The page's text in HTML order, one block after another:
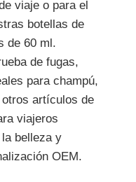
viaje o para el
botellas de
de 60 ml.
de fugas,
para champú,
artículos de
viajeros
belleza y
OEM.